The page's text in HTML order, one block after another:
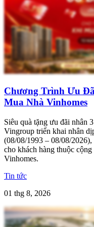
Chương Trình Ưu
Mua Nhà Vinhomes
Siêu quà tặng ưu đãi nhân
Vingroup triển khai nhân
(08/08/1993 – 08/08/
cho khách hàng thuộc
Vinhomes.
Tin tức
01 thg 8, 2026